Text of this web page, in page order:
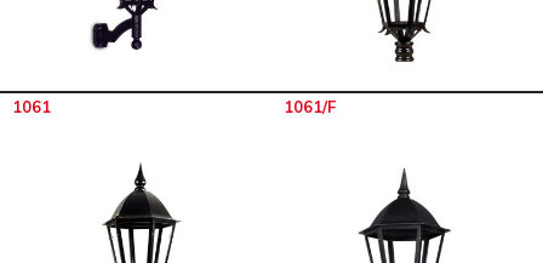
1061 1061/F